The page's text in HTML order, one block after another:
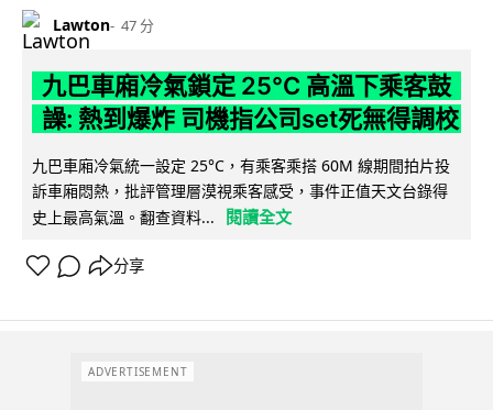
Lawton 47 分
九巴車廂冷氣鎖定 25°C 高溫下乘客鼓
譟: 熱到爆炸 司機指公司set死無得調校
九巴車廂冷氣統一設定 25°C，有乘客乘搭 60M 線期間拍片投
訴車廂悶熱，批評管理層漠視乘客感受，事件正值天文台錄得
史上最高氣溫。翻查資料...
閱讀全文
分享
ADVERTISEMENT